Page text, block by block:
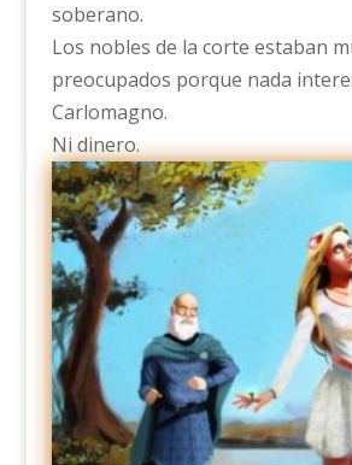
soberano.
Los nobles de la corte estaban
preocupados porque nada
Carlomagno.
Ni dinero.